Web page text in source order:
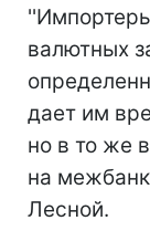
валютных
дает им
но в то же
на
Лесной.